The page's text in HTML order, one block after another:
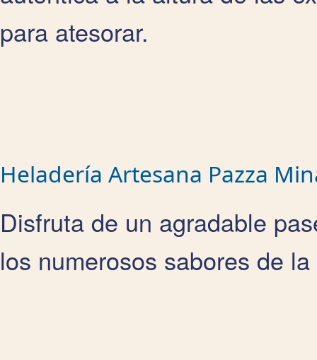
para atesorar.
Heladería Artesana Pazza
Disfruta de un agradable
los numerosos sabores de